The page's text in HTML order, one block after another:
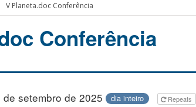
V Planeta.doc Conferência
Conferência
de setembro de 2025 dia inteiro Repeats